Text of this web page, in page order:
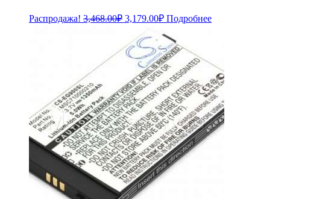
Распродажа! 3,468.00₽ Первоначальная
составляла
3,468.00₽.
3,179.00₽Текущая
3,179.00₽.
Подробнее